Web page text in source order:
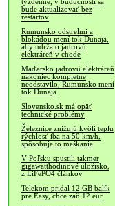
týždenne, v budúcnosti sa
bude aktualizovať bez
reštartov
Rumunsko odstrelmi a
blokádou mení tok Dunaja,
aby udržalo jadrovú
elektráreň v chode
Maďarsko jadrovú elektráreň
nakoniec kompletne
neodstavilo, Rumunsko mení
tok Dunaja
Slovensko.sk má opäť
technické problémy
Železnice znižujú kvôli teplu
rýchlosť iba na 50 km/h,
spôsobuje to meškanie
V Poľsku spustili takmer
gigawatthodinové úložisko,
z LiFePO4 článkov
Telekom pridal 12 GB balík
pre Easy, chce zaň 12 eur